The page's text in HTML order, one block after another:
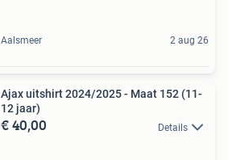
Aalsmeer 2 aug 26
Ajax uitshirt 2024/2025 - Maat 152 (11-
12 jaar)
€ 40,00 Details